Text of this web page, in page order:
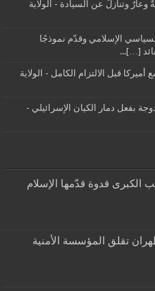
وتنازلٌ عن السيادة - الولاية
الإسلامي وقدّم نموذجًا
[…]...
قبل الالتزام الكامل - الولاية
بفعل دمار الكيان الإسرائيلي -
الكبرى قدوة قدّمها الإسلام
تقلق المؤسسة الأمنية